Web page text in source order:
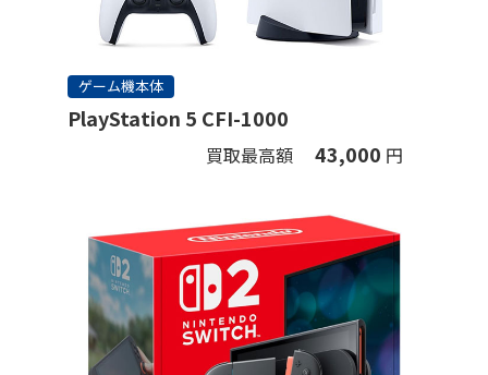
ゲーム機本体
PlayStation 5 CFI-1000
買取最高額 43,000 円